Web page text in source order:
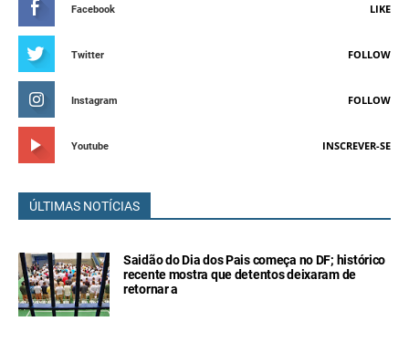
Facebook LIKE
Twitter FOLLOW
Instagram FOLLOW
Youtube INSCREVER-SE
ÚLTIMAS NOTÍCIAS
Saidão do Dia dos Pais começa no DF; histórico
recente mostra que detentos deixaram de
retornar a